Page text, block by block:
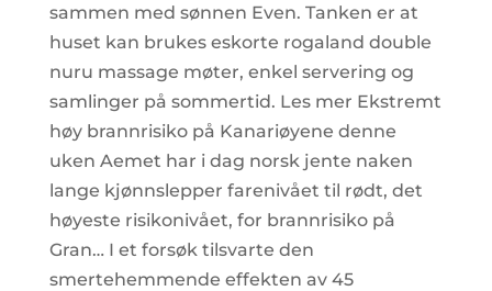
sammen med sønnen Even. Tanken er at
huset kan brukes eskorte rogaland double
nuru massage møter, enkel servering og
samlinger på sommertid. Les mer Ekstremt
høy brannrisiko på Kanariøyene denne
uken Aemet har i dag norsk jente naken
lange kjønnslepper farenivået til rødt, det
høyeste risikonivået, for brannrisiko på
Gran… I et forsøk tilsvarte den
smertehemmende effekten av 45